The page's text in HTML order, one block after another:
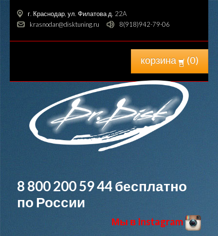
г. Краснодар, ул. Филатова д. 22A
krasnodar@disktuning.ru
8(918)942-79-06
корзина (0)
8 800 200 59 44бесплатно
по России
Мы в Instagram